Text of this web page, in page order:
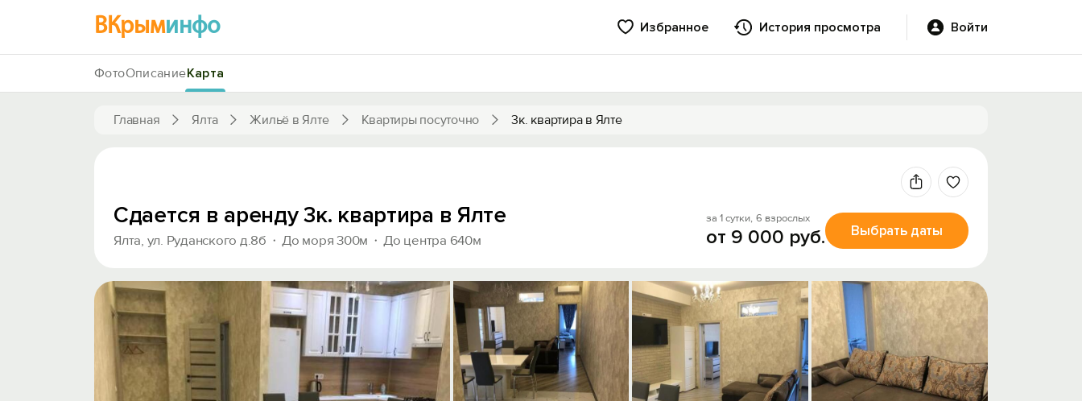
ВКрыминфо Избранное История просмотра Войти
Главная Ялта Жильё в Ялте Квартиры посуточно 3к. квартира в Ялте
ФотоОписаниеКарта
Сдается в аренду 3к. квартира в Ялте
Ялта, ул. Руданского д.8б До моря 300м До центра 640м
за 1 сутки, 6 взрослых
от 9 000 руб. Выбрать даты